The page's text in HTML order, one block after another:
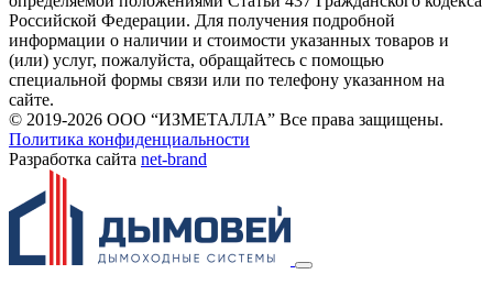
Российской Федерации. Для получения подробной
информации о наличии и стоимости указанных товаров и
(или) услуг, пожалуйста, обращайтесь с помощью
специальной формы связи или по телефону указанном на
сайте.
© 2019-2026 ООО “ИЗМЕТАЛЛА” Все права защищены.
Политика конфиденциальности
Разработка сайта net-brand